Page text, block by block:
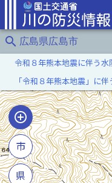
search 広島県広島市
令和８年熊本地震に伴う水
「令和８年熊本地震」に
市
県